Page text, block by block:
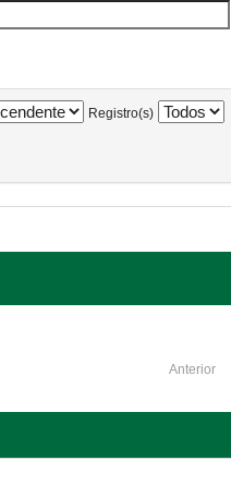
Registro(s)
Anterior